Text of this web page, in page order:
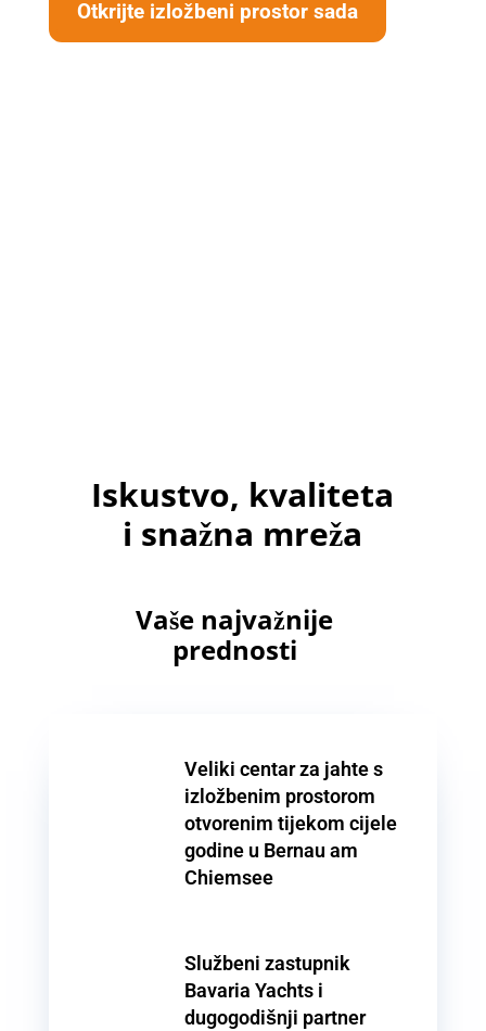
Otkrijte izložbeni prostor sada
Iskustvo, kvaliteta
i snažna mreža
Vaše najvažnije
prednosti
Veliki centar za jahte s
izložbenim prostorom
otvorenim tijekom cijele
godine u Bernau am
Chiemsee
Službeni zastupnik
Bavaria Yachts i
dugogodišnji partner